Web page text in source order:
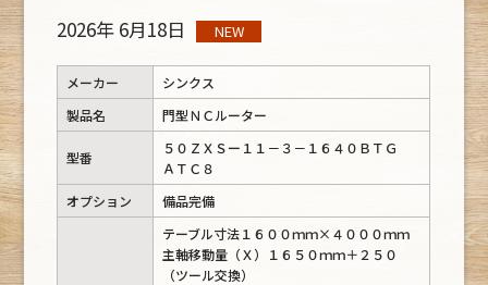
2026年 6月18日 NEW
メーカー
シンクス
製品名
門型ＮＣルーター
型番
５０ＺＸＳー１１－３－１６４０ＢＴＧ
ＡＴＣ８
オプション
備品完備
テーブル寸法１６００ｍｍ×４０００ｍｍ
主軸移動量（Ｘ）１６５０ｍｍ＋２５０
（ツール交換）